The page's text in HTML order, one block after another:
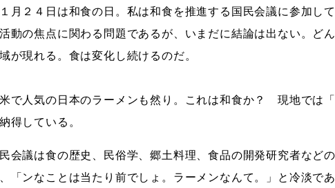
月２４日は和食の日。私は和食を推進する国民会議に参加し
動の焦点に関わる問題であるが、いまだに結論は出ない。ど
が現れる。食は変化し続けるのだ。
で人気の日本のラーメンも然り。これは和食か？ 現地では
得している。
会議は食の歴史、民俗学、郷土料理、食品の開発研究者など
「ンなことは当たり前でしょ。ラーメンなんて。」と冷淡で